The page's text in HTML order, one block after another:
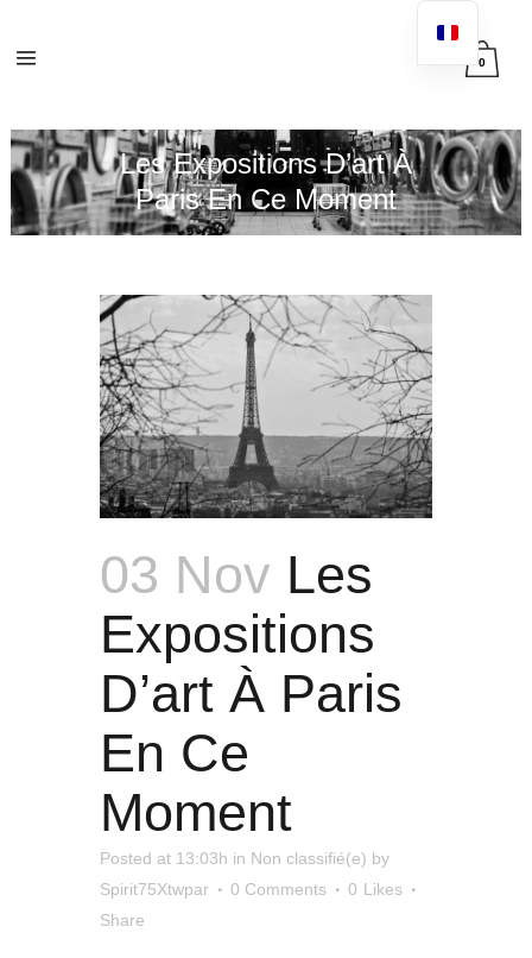
0
Les Expositions D’art À
Paris En Ce Moment
03 Nov Les
Expositions
D’art À Paris
En Ce
Moment
Posted at 13:03h in Non classifié(e) by
Spirit75Xtwpar
0 Comments 0 Likes
Share